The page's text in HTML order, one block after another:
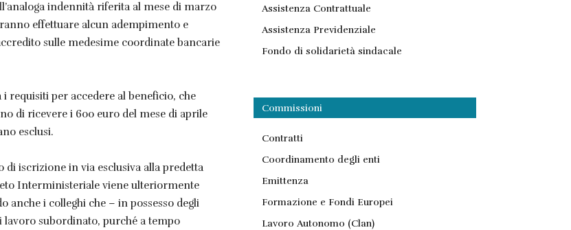
indennità riferita al mese di marzo
effettuare alcun adempimento e
sulle medesime coordinate bancarie
requisiti per accedere al beneficio, che
di ricevere i 600 euro del mese di aprile
esclusi.
di iscrizione in via esclusiva alla predetta
Interministeriale viene ulteriormente
anche i colleghi che – in possesso degli
subordinato, purché a tempo
Assistenza Contrattuale
Assistenza Previdenziale
Fondo di solidarietà sindacale
Commissioni
Contratti
Coordinamento degli enti
Emittenza
Formazione e Fondi Europei
Lavoro Autonomo (Clan)